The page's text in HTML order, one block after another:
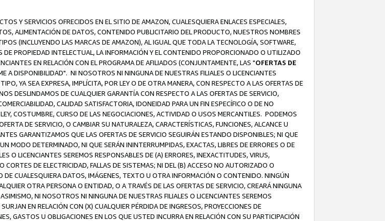
Y SERVICIOS OFRECIDOS EN EL SITIO DE AMAZON, CUALESQUIERA ENLACES ESPECIALES,
ALIMENTACIÓN DE DATOS, CONTENIDO PUBLICITARIO DEL PRODUCTO, NUESTROS NOMBRES
(INCLUYENDO LAS MARCAS DE AMAZON), AL IGUAL QUE TODA LA TECNOLOGÍA, SOFTWARE,
PROPIEDAD INTELECTUAL, LA INFORMACIÓN Y EL CONTENIDO PROPORCIONADO O UTILIZADO
EN RELACIÓN CON EL PROGRAMA DE AFILIADOS (CONJUNTAMENTE, LAS "OFERTAS DE
A DISPONIBILIDAD". NI NOSOTROS NI NINGUNA DE NUESTRAS FILIALES O LICENCIANTES
YA SEA EXPRESA, IMPLÍCITA, POR LEY O DE OTRA MANERA, CON RESPECTO A LAS OFERTAS DE
DESLINDAMOS DE CUALQUIER GARANTÍA CON RESPECTO A LAS OFERTAS DE SERVICIO,
CALIDAD SATISFACTORIA, IDONEIDAD PARA UN FIN ESPECÍFICO O DE NO
COSTUMBRE, CURSO DE LAS NEGOCIACIONES, ACTIVIDAD O USOS MERCANTILES. PODEMOS
DE SERVICIO, O CAMBIAR SU NATURALEZA, CARACTERÍSTICAS, FUNCIONES, ALCANCE U
GARANTIZAMOS QUE LAS OFERTAS DE SERVICIO SEGUIRÁN ESTANDO DISPONIBLES; NI QUE
MODO DETERMINADO, NI QUE SERÁN ININTERRUMPIDAS, EXACTAS, LIBRES DE ERRORES O DE
O LICENCIANTES SEREMOS RESPONSABLES DE (A) ERRORES, INEXACTITUDES, VIRUS,
DE ELECTRICIDAD, FALLAS DE SISTEMAS; NI DEL (B) ACCESO NO AUTORIZADO O
CUALESQUIERA DATOS, IMÁGENES, TEXTO U OTRA INFORMACIÓN O CONTENIDO. NINGÚN
OTRA PERSONA O ENTIDAD, O A TRAVÉS DE LAS OFERTAS DE SERVICIO, CREARÁ NINGUNA
NI NOSOTROS NI NINGUNA DE NUESTRAS FILIALES O LICENCIANTES SEREMOS
EN RELACIÓN CON (X) CUALQUIER PÉRDIDA DE INGRESOS, PROYECCIONES DE
GASTOS U OBLIGACIONES EN LOS QUE USTED INCURRA EN RELACIÓN CON SU PARTICIPACIÓN